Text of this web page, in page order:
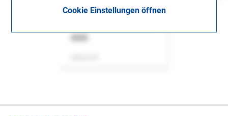
Cookie Einstellungen öffnen